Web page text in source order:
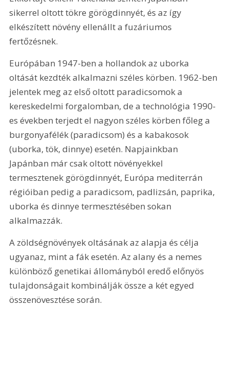
sikerrel oltott tökre görögdinnyét, és az így
elkészített növény ellenállt a fuzáriumos
fertőzésnek.
Európában 1947-ben a hollandok az uborka
oltását kezdték alkalmazni széles körben. 1962-ben
jelentek meg az első oltott paradicsomok a
kereskedelmi forgalomban, de a technológia 1990-
es években terjedt el nagyon széles körben főleg a
burgonyafélék (paradicsom) és a kabakosok
(uborka, tök, dinnye) esetén. Napjainkban
Japánban már csak oltott növényekkel
termesztenek görögdinnyét, Európa mediterrán
régióiban pedig a paradicsom, padlizsán, paprika,
uborka és dinnye termesztésében sokan
alkalmazzák.
A zöldségnövények oltásának az alapja és célja
ugyanaz, mint a fák esetén. Az alany és a nemes
különböző genetikai állományból eredő előnyös
tulajdonságait kombinálják össze a két egyed
összenövesztése során.